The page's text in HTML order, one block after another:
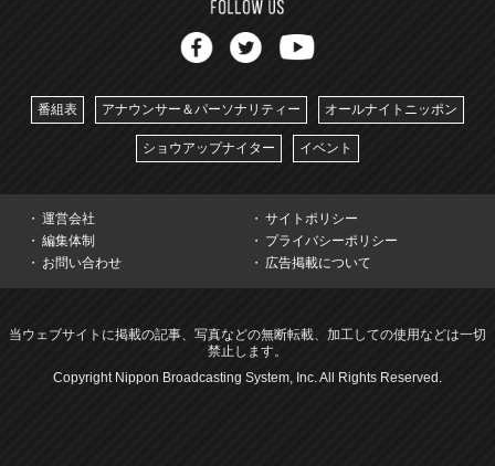
番組表 アナウンサー＆パーソナリティー オールナイトニッポン
ショウアップナイター イベント
運営会社
サイトポリシー
編集体制
プライバシーポリシー
お問い合わせ
広告掲載について
当ウェブサイトに掲載の記事、写真などの無断転載、加工しての使用などは一切
禁止します。
Copyright Nippon Broadcasting System, Inc. All Rights Reserved.